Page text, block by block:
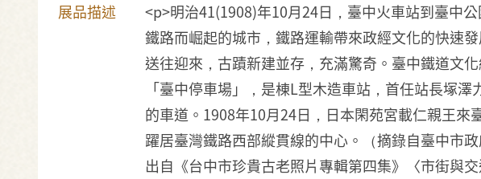
展品描述
<p>明治41(1908)年10月24日，臺中火車站到臺中
鐵路而崛起的城市，鐵路運輸帶來政經文化的快速
送往迎來，古蹟新建並存，充滿驚奇。臺中鐵道文
「臺中停車場」，是棟L型木造車站，首任站長塚
的車道。1908年10月24日，日本閑苑宮載仁親王
躍居臺灣鐵路西部縱貫線的中心。（摘錄自臺中市
出自《台中市珍貴古老照片專輯第四集》〈市街與